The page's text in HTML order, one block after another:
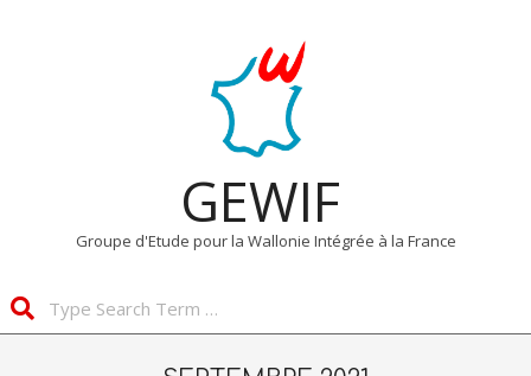
GEWIF
Groupe d'Etude pour la Wallonie Intégrée à la France